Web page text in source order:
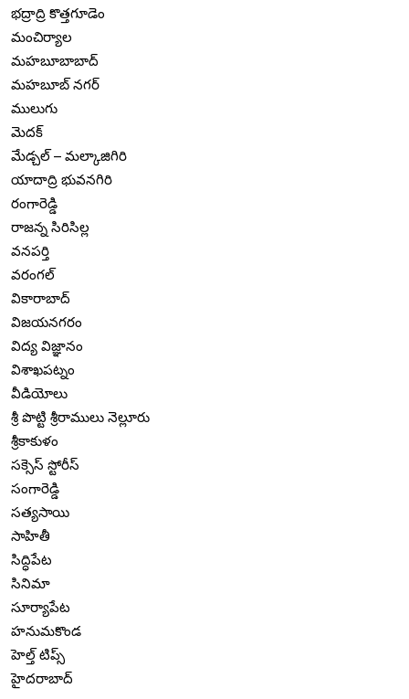
భద్రాద్రి కొత్తగూడెం
మంచిర్యాల
మహబూబాబాద్
మహబూబ్ నగర్
ములుగు
మెదక్
మేడ్చల్ – మల్కాజిగిరి
యాదాద్రి భువనగిరి
రంగారెడ్డి
రాజన్న సిరిసిల్ల
వనపర్తి
వరంగల్
వికారాబాద్
విజయనగరం
విద్య విజ్ఞానం
విశాఖపట్నం
వీడియోలు
శ్రీ పొట్టి శ్రీరాములు నెల్లూరు
శ్రీకాకుళం
సక్సెస్ స్టోరీస్
సంగారెడ్డి
సత్యసాయి
సాహితీ
సిద్ధిపేట
సినిమా
సూర్యాపేట
హనుమకొండ
హెల్త్ టిప్స్
హైదరాబాద్